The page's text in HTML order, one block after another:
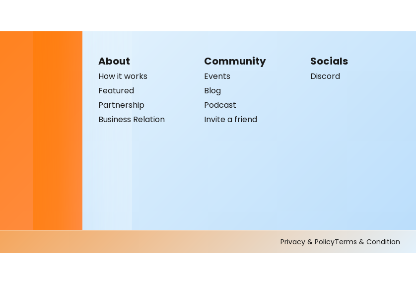
About
How it works
Featured
Partnership
Business Relation
Community
Events
Blog
Podcast
Invite a friend
Socials
Discord
Privacy & PolicyTerms & Condition